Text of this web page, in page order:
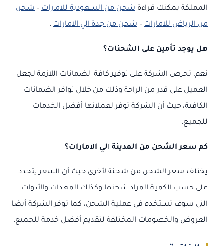
المملكة يمكنك قراءة شحن من السعودية للامارات – شحن
من الرياض للامارات – شحن من جدة الي الامارات .
هل يوجد تأمين على الشحنات؟
نعم، تحرص الشركة على توفير كافة الضمانات اللازمة لجعل
العميل على قدر من الراحة وذلك من خلال توافر الضمانات
الكافية، حيث أن الشركة توفر لعملائها أفضل الخدمات
للجميع.
كم سعر الشحن من المدينة الي الامارات؟
يختلف سعر الشحن من شحنة لأخرى حيث أن السعر يتحدد
على حسب الكمية المراد شحنها وكذلك المعدات والأدوات
التي سوف تستخدم في عملية الشحن، كما توفر الشركة أيضا
العروض والخصومات المختلفة لتقديم أفضل خدمة للجميع.